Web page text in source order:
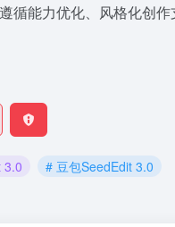
循能力优化、风格化创
3.0 # 豆包SeedEdit 3.0